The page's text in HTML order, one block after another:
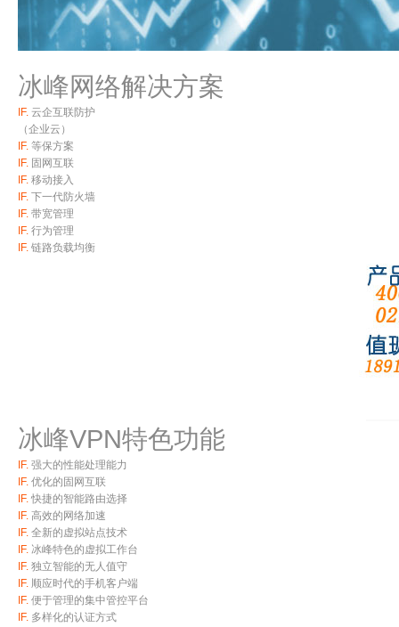
冰峰网络解决方案
IF. 云企互联防护
（企业云）
IF. 等保方案
IF. 固网互联
IF. 移动接入
IF. 下一代防火墙
IF. 带宽管理
IF. 行为管理
IF. 链路负载均衡
冰峰VPN特色功能
IF. 强大的性能处理能力
IF. 优化的固网互联
IF. 快捷的智能路由选择
IF. 高效的网络加速
IF. 全新的虚拟站点技术
IF. 冰峰特色的虚拟工作台
IF. 独立智能的无人值守
IF. 顺应时代的手机客户端
IF. 便于管理的集中管控平台
IF. 多样化的认证方式